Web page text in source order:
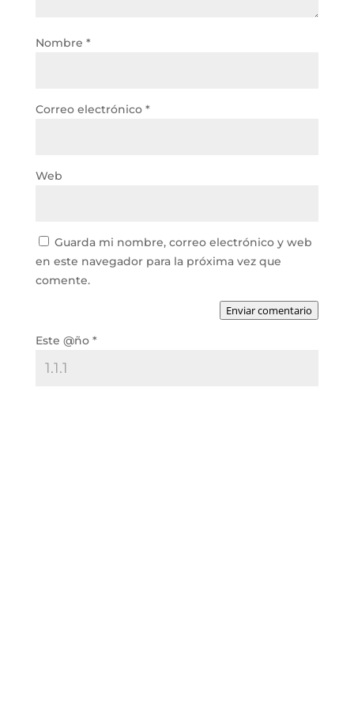
Nombre *
Correo electrónico *
Web
Guarda mi nombre, correo electrónico y web
en este navegador para la próxima vez que
comente.
Enviar comentario
Este @ño *